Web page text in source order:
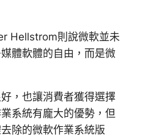
Hellstrom則說微軟並未
體軟體的自由，而是微
，也讓消費者獲得選擇
系統有龐大的優勢，但
除的微軟作業系統版